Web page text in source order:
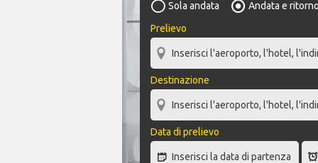
Sola andata
Andata e
Prelievo
Destinazione
Data di prelievo